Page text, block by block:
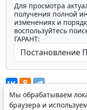
Для просмотра
получения полной
изменениях и
воспользуйтесь
ГАРАНТ:
Мы обрабатываем
браузера и